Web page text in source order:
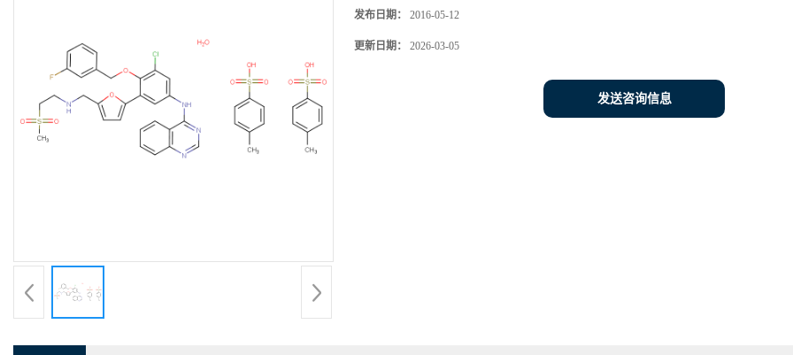
发布日期： 2016-05-12
更新日期： 2026-03-05
发送咨询信息